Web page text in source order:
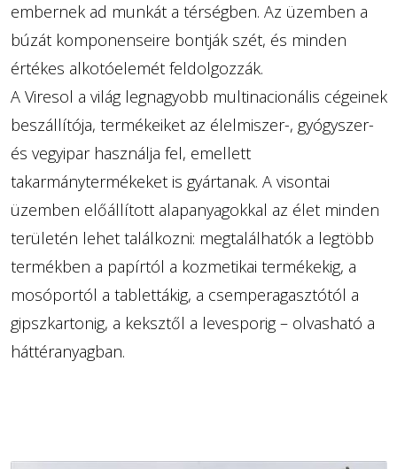
embernek ad munkát a térségben. Az üzemben a
búzát komponenseire bontják szét, és minden
értékes alkotóelemét feldolgozzák.
A Viresol a világ legnagyobb multinacionális cégeinek
beszállítója, termékeiket az élelmiszer-, gyógyszer-
és vegyipar használja fel, emellett
takarmánytermékeket is gyártanak. A visontai
üzemben előállított alapanyagokkal az élet minden
területén lehet találkozni: megtalálhatók a legtöbb
termékben a papírtól a kozmetikai termékekig, a
mosóportól a tablettákig, a csemperagasztótól a
gipszkartonig, a keksztől a levesporig – olvasható a
háttéranyagban.